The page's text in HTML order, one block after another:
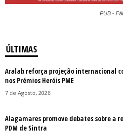
PUB -
ÚLTIMAS
Aralab reforça projeção internacional
nos Prémios Heróis PME
7 de Agosto, 2026
Alagamares promove debates sobre a
PDM de Sintra